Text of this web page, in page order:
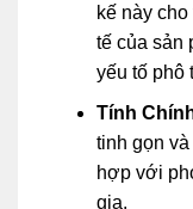
kế này
tế của sản
yếu tố phô
Tính
tinh gọn
hợp với
gia.